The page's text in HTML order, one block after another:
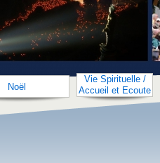
Noël
Vie Spirituelle /
Accueil et Ecoute